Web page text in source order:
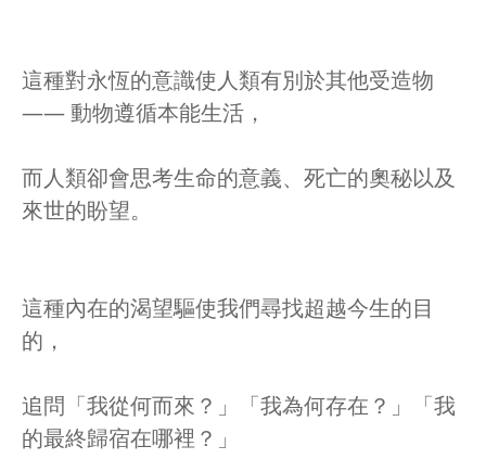
這種對永恆的意識使人類有別於其他受造物
—— 動物遵循本能生活，
而人類卻會思考生命的意義、死亡的奧秘以及
來世的盼望。
這種內在的渴望驅使我們尋找超越今生的目
的，
追問「我從何而來？」「我為何存在？」「我
的最終歸宿在哪裡？」